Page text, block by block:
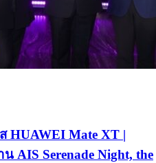
HUAWEI Mate XT |
AIS Serenade Night, the